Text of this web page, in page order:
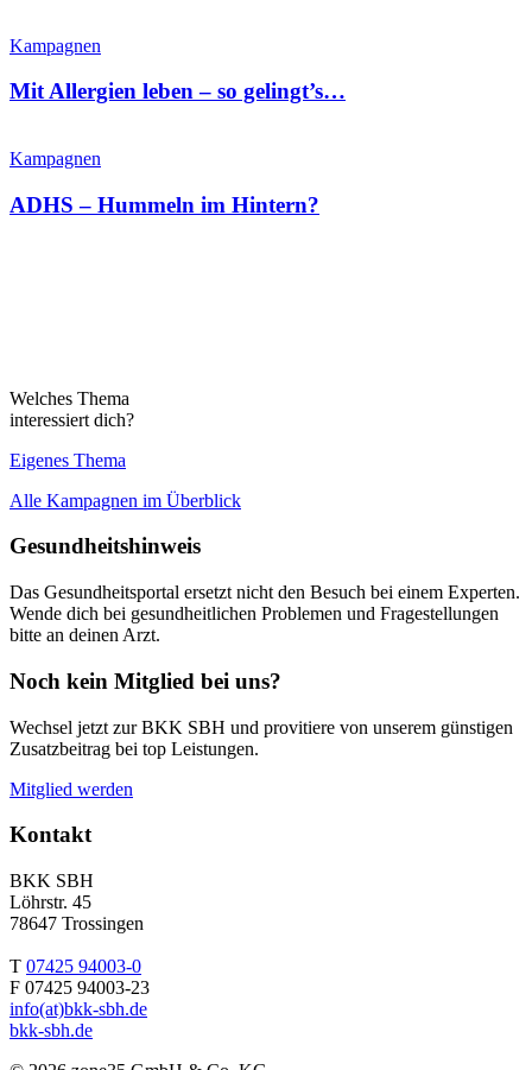
Kampagnen
Mit Allergien leben – so gelingt’s…
Kampagnen
ADHS – Hummeln im Hintern?
Welches Thema
interessiert dich?
Eigenes Thema
Alle Kampagnen im Überblick
Gesundheitshinweis
Das Gesundheitsportal ersetzt nicht den Besuch bei einem Experten.
Wende dich bei gesundheitlichen Problemen und Fragestellungen
bitte an deinen Arzt.
Noch kein Mitglied bei uns?
Wechsel jetzt zur BKK SBH und provitiere von unserem günstigen
Zusatzbeitrag bei top Leistungen.
Mitglied werden
Kontakt
BKK SBH
Löhrstr. 45
78647 Trossingen
T 07425 94003-0
F 07425 94003-23
info(at)bkk-sbh.de
bkk-sbh.de